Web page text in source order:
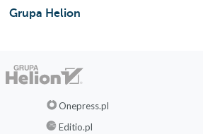
Grupa Helion
Onepress.pl
Editio.pl